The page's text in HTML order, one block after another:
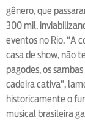
gênero, que
300 mil,
eventos no Rio. “A
casa de show, não
pagodes, os
cadeira cativa”,
historicamente o
musical brasileira